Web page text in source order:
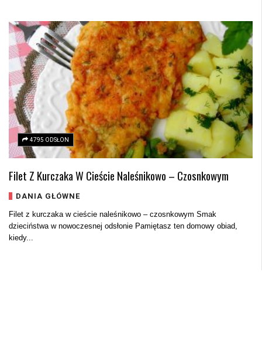
4795 ODSŁON
Filet Z Kurczaka W Cieście Naleśnikowo – Czosnkowym
DANIA GŁÓWNE
Filet z kurczaka w cieście naleśnikowo – czosnkowym Smak
dzieciństwa w nowoczesnej odsłonie Pamiętasz ten domowy obiad,
kiedy...